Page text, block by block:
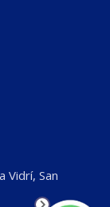
Vidrí, San